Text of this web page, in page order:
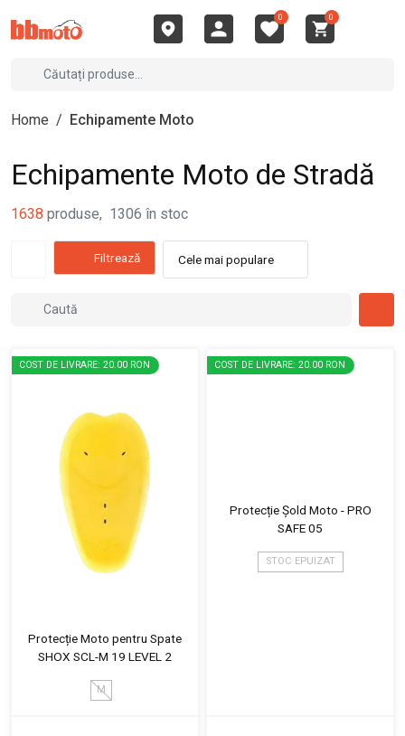
0 0
Home / Echipamente Moto
Echipamente Moto de Stradă
1638 produse, 1306 în stoc
Filtrează Cele mai populare
COST DE LIVRARE: 20.00 RON
Protecție Moto pentru Spate
SHOX SCL-M 19 LEVEL 2
M
COST DE LIVRARE: 20.00 RON
Protecție Șold Moto - PRO
SAFE 05
STOC EPUIZAT